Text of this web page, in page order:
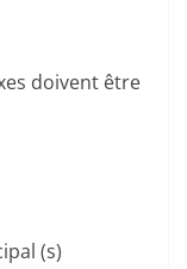
doivent être
(s)